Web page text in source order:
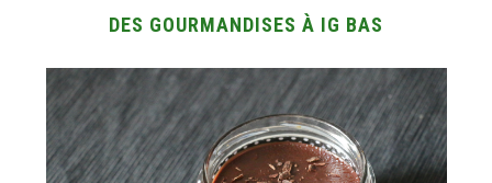
DES GOURMANDISES À IG BAS